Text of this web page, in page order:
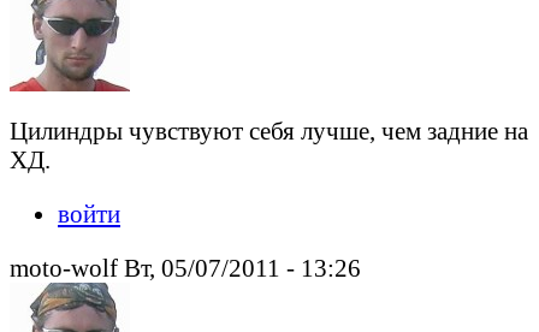
Цилиндры чувствуют себя лучше, чем задние на
ХД.
войти
moto-wolf Вт, 05/07/2011 - 13:26